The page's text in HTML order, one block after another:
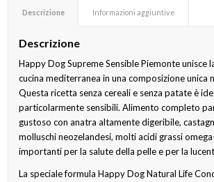
Descrizione Informazioni aggiuntive
Descrizione
Happy Dog Supreme Sensible Piemonte unisce
cucina mediterranea in una composizione unica
Questa ricetta senza cereali e senza patate è
particolarmente sensibili. Alimento completo
gustoso con anatra altamente digeribile,
molluschi neozelandesi, molti acidi grassi
importanti per la salute della pelle e per la
La speciale formula Happy Dog Natural Life